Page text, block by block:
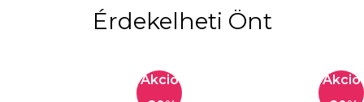
Érdekelheti Önt